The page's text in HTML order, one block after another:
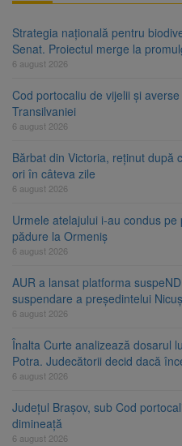
Strategia națională pentru
Senat. Proiectul merge la
6 august 2026
Cod portocaliu de vijelii și
Transilvaniei
6 august 2026
Bărbat din Victoria, reținut după
ori în câteva zile
6 august 2026
Urmele atelajului i-au condus
pădure la Ormeniș
6 august 2026
AUR a lansat platforma
suspendare a președintelui
6 august 2026
Înalta Curte analizează dosarul
Potra. Judecătorii decid dacă
6 august 2026
Județul Brașov, sub Cod
dimineață
6 august 2026